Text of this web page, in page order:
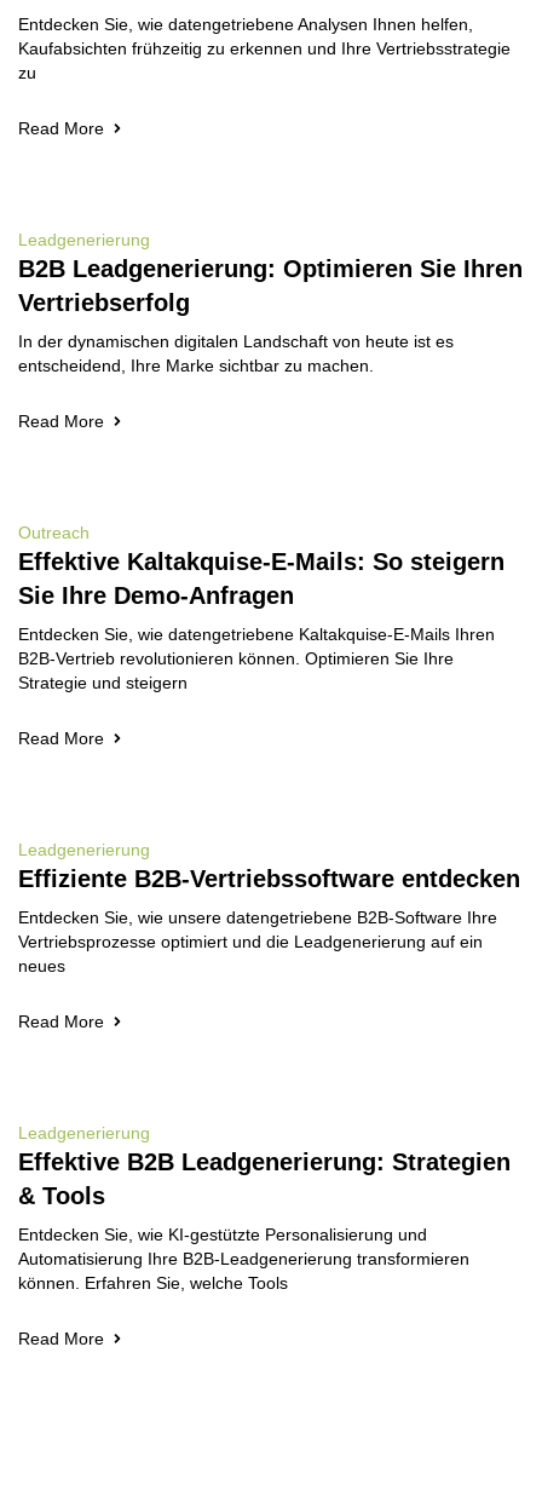
Entdecken Sie, wie datengetriebene Analysen Ihnen helfen,
Kaufabsichten frühzeitig zu erkennen und Ihre Vertriebsstrategie
zu
Read More
Leadgenerierung
B2B Leadgenerierung: Optimieren Sie Ihren
Vertriebserfolg
In der dynamischen digitalen Landschaft von heute ist es
entscheidend, Ihre Marke sichtbar zu machen.
Read More
Outreach
Effektive Kaltakquise-E-Mails: So steigern
Sie Ihre Demo-Anfragen
Entdecken Sie, wie datengetriebene Kaltakquise-E-Mails Ihren
B2B-Vertrieb revolutionieren können. Optimieren Sie Ihre
Strategie und steigern
Read More
Leadgenerierung
Effiziente B2B-Vertriebssoftware entdecken
Entdecken Sie, wie unsere datengetriebene B2B-Software Ihre
Vertriebsprozesse optimiert und die Leadgenerierung auf ein
neues
Read More
Leadgenerierung
Effektive B2B Leadgenerierung: Strategien
& Tools
Entdecken Sie, wie KI-gestützte Personalisierung und
Automatisierung Ihre B2B-Leadgenerierung transformieren
können. Erfahren Sie, welche Tools
Read More